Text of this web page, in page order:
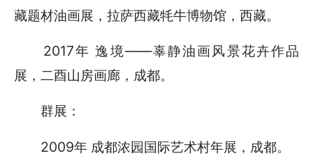
藏题材油画展，拉萨西藏牦牛博物馆，西藏。
2017年 逸境——辜静油画风景花卉作品
展，二酉山房画廊，成都。
群展：
2009年 成都浓园国际艺术村年展，成都。